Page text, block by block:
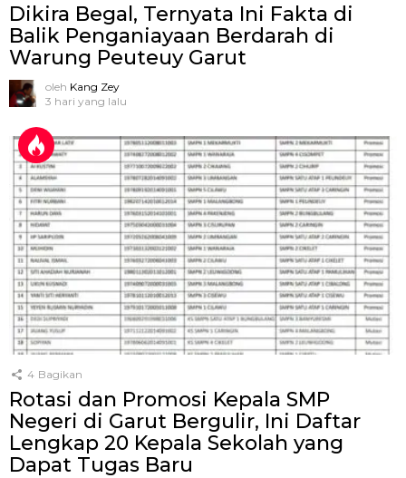
Dikira Begal, Ternyata Ini Fakta di
Balik Penganiayaan Berdarah di
Warung Peuteuy Garut
oleh Kang Zey
3 hari yang lalu
4 Bagikan
Rotasi dan Promosi Kepala SMP
Negeri di Garut Bergulir, Ini Daftar
Lengkap 20 Kepala Sekolah yang
Dapat Tugas Baru